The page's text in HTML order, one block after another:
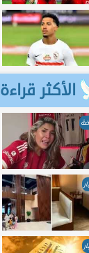
الأكثر قراءة